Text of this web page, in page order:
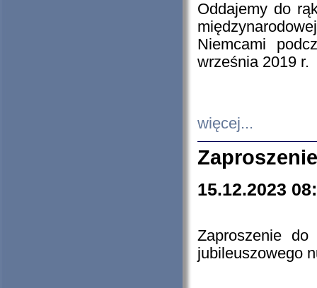
Oddajemy do
Niemcami
września 2019 r.
więcej...
15.12.2023
Zaproszenie do
jubileuszowego